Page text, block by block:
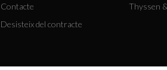
Contacte
Desisteix del contracte
Thyssen